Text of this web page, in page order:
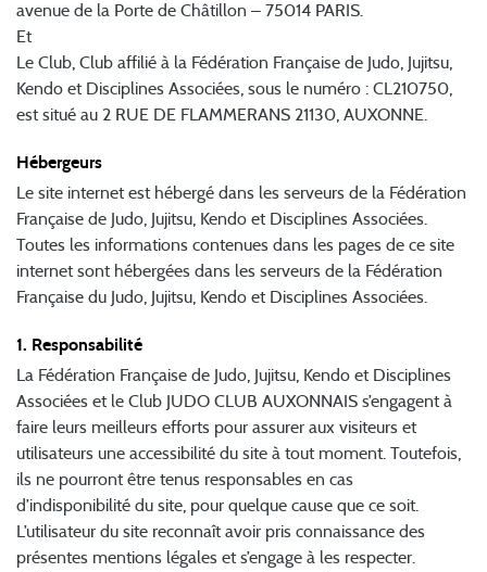
avenue de la Porte de Châtillon – 75014 PARIS.
Et
Le Club, Club affilié à la Fédération Française de Judo, Jujitsu,
Kendo et Disciplines Associées, sous le numéro : CL210750,
est situé au 2 RUE DE FLAMMERANS 21130, AUXONNE.
Hébergeurs
Le site internet est hébergé dans les serveurs de la Fédération
Française de Judo, Jujitsu, Kendo et Disciplines Associées.
Toutes les informations contenues dans les pages de ce site
internet sont hébergées dans les serveurs de la Fédération
Française du Judo, Jujitsu, Kendo et Disciplines Associées.
1. Responsabilité
La Fédération Française de Judo, Jujitsu, Kendo et Disciplines
Associées et le Club JUDO CLUB AUXONNAIS s’engagent à
faire leurs meilleurs efforts pour assurer aux visiteurs et
utilisateurs une accessibilité du site à tout moment. Toutefois,
ils ne pourront être tenus responsables en cas
d’indisponibilité du site, pour quelque cause que ce soit.
L’utilisateur du site reconnaît avoir pris connaissance des
présentes mentions légales et s’engage à les respecter.